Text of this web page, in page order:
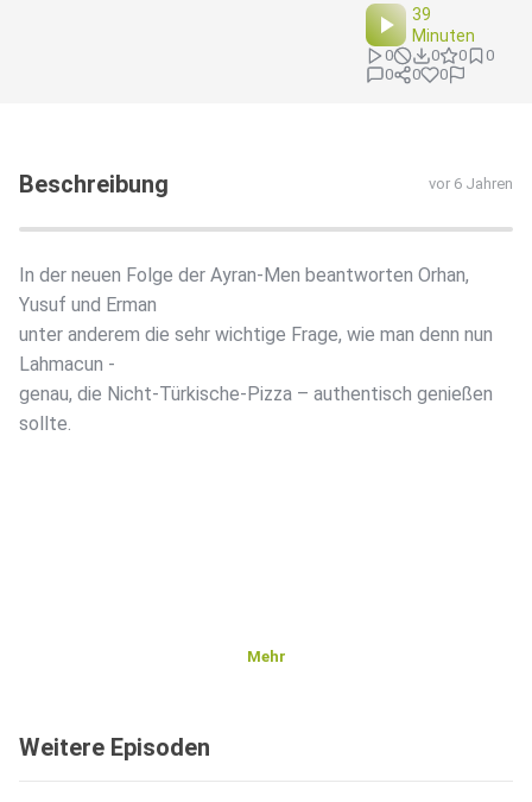
39
Minuten
0 0 0
0
0
0 0
Beschreibung vor 6 Jahren
In der neuen Folge der Ayran-Men beantworten Orhan,
Yusuf und Erman
unter anderem die sehr wichtige Frage, wie man denn nun
Lahmacun -
genau, die Nicht-Türkische-Pizza – authentisch genießen
sollte.
Mehr
Weitere Episoden